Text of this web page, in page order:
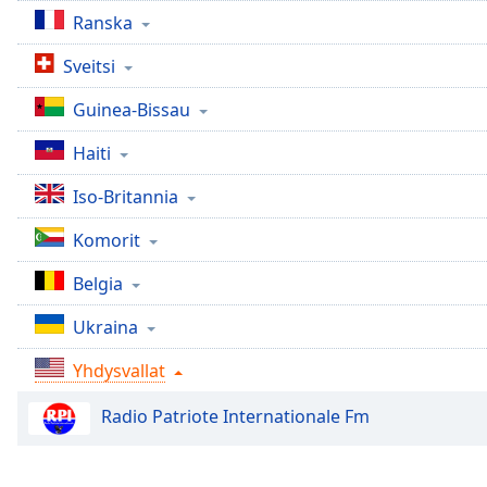
Chapters
Chapters
Descriptions
descriptions
off
selected
Subtitles
subtitles
settings,
opens
subtitles
settings
dialog
subtitles
off,
Ranska
Sveitsi
Guinea-Bissau
Haiti
Iso-Britannia
Komorit
Belgia
Ukraina
Yhdysvallat
Radio Patriote Internationale Fm